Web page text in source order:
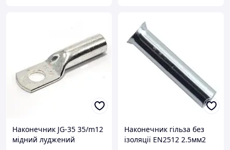
Наконечник JG-35 35/m12
мідний луджений
Наконечник гільза без
ізоляції EN2512 2.5мм2